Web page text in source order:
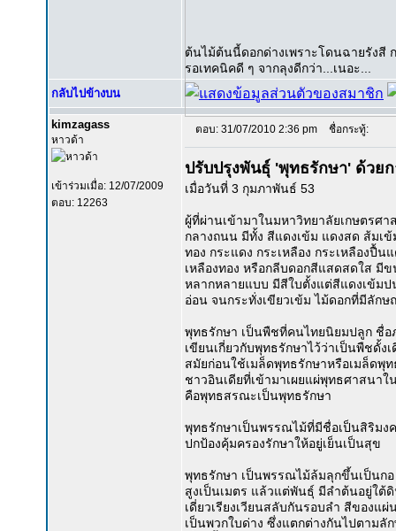
ต้นไม้ต้นนี้ดอกด่างเพราะโดนฉายรังสี
รอเทคนิคดี ๆ จากลุงดีกว่า...เนอะ...
กลับไปข้างบน
kimzagass
หาวด้า
เข้าร่วมเมื่อ: 12/07/2009
ตอบ: 12263
ตอบ: 31/07/2010 2:36 pm ชื่อกระทู้:
ปรับปรุงพันธุ์ 'พุทธรักษา' ด้วย
เมื่อวันที่ 3 กุมภาพันธ์ 53
ผู้ที่ผ่านเข้ามาในมหาวิทยาลัยเกษตรศ
กลางถนน มีทั้ง สีแดงเข้ม แดงสด ส้มเ
ทอง กระแดง กระเหลือง กระเหลืองปื้
เหลืองทอง หรือกลีบดอกสีแสดสดใส มี
หลากหลายแบบ มีสีใบตั้งแต่สีแดงเข้มป
อ่อน จนกระทั่งเขียวเข้ม ไม้ดอกที่มีลัก
พุทธรักษา เป็นพืชที่คนไทยนิยมปลูก ชื่อ
เขียนเกี่ยวกับพุทธรักษาไว้ว่าเป็นพืชดั้
สมัยก่อนใช้เมล็ดพุทธรักษาหรือเมล็ดพุ
ชาวอินเดียที่เข้ามาเผยแผ่พุทธศาสนาใ
คือพุทธสรณะเป็นพุทธรักษา
พุทธรักษาเป็นพรรณไม้ที่มีชื่อเป็นสิริมง
ปกป้องคุ้มครองรักษาให้อยู่เย็นเป็นสุข
พุทธรักษา เป็นพรรณไม้ล้มลุกขึ้นเป็นก
สูงเป็นเมตร แล้วแต่พันธุ์ มีลำต้นอยู่ใต้
เดี่ยวเรียงเวียนสลับกันรอบลำ สีของแ
เป็นพวกใบด่าง ซึ่งแตกต่างกันไปตาม